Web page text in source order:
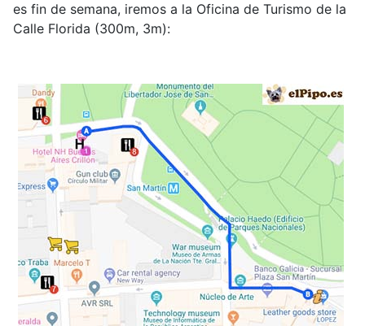
es fin de semana, iremos a la Oficina de Turismo de la
Calle Florida (300m, 3m):